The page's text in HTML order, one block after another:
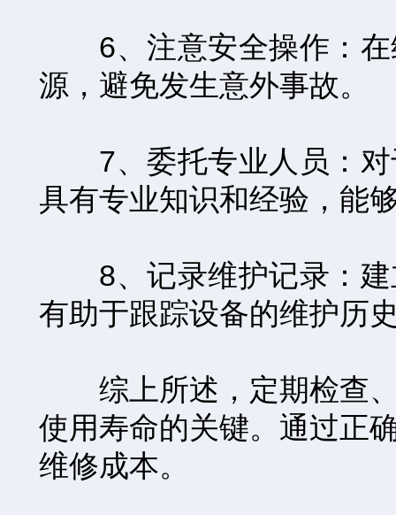
6、注意安全操作：在
源，避免发生意外事故。
7、委托专业人员：对
具有专业知识和经验，能
8、记录维护记录：建
有助于跟踪设备的维护历
综上所述，定期检查、
使用寿命的关键。通过正
维修成本。